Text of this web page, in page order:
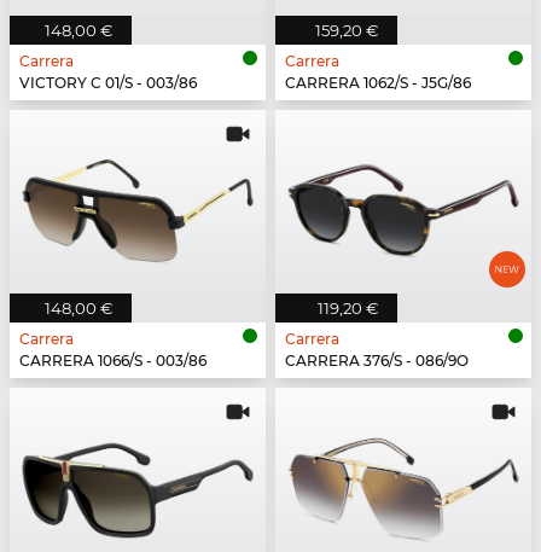
148,00 €
Carrera
VICTORY C 01/S - 003/86
159,20 €
Carrera
CARRERA 1062/S - J5G/86
148,00 €
Carrera
CARRERA 1066/S - 003/86
119,20 €
Carrera
CARRERA 376/S - 086/9O